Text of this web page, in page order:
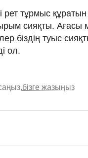
рет тұрмыс
сияқты.
біздің туыс
ол.
бізге жазыңыз